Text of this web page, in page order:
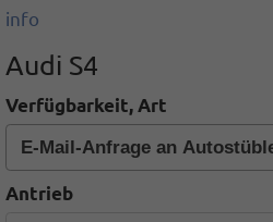
info
Audi S4
Verfügbarkeit, Art
Antrieb